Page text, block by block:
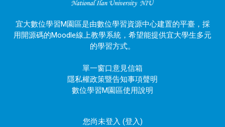
宜大數位學習M園區是由數位學習資源中心建置的平臺，採
用開源碼的Moodle線上教學系統，希望能提供宜大學生多元
的學習方式。
單一窗口意見信箱
隱私權政策暨告知事項聲明
數位學習M園區使用說明
您尚未登入 (登入)